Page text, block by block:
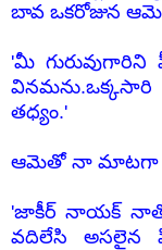
బావ ఒకరోజున
'మీ
తధ్యం.'
ఆమెతో నా మాటగా
'జాకీర్ నాయక్ నాతో
వదిలేసి అసలైన